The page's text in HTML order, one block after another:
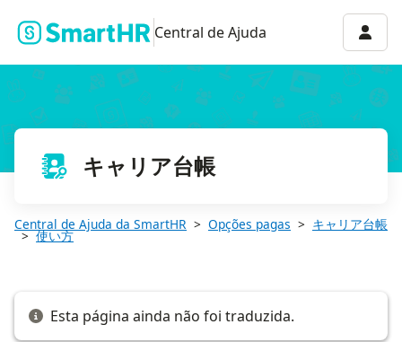
Central de Ajuda
キャリア台帳
Central de Ajuda da SmartHR Opções pagas キャリア台帳
使い方
Esta página ainda não foi traduzida.